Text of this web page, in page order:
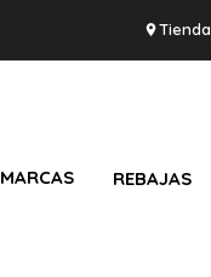
Tienda
MARCAS REBAJAS